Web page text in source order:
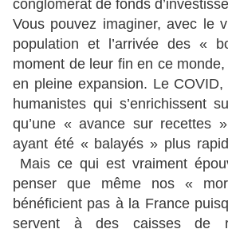
conglomérat de fonds
Vous pouvez imaginer, avec le
population et l’arrivée des «
moment de leur fin en ce
en pleine expansion. Le
humanistes qui s’enrichissent
qu’une « avance sur recettes
ayant été « balayés » plus
Mais ce qui est vraiment
penser que même nos «
bénéficient pas à la France
servent à des caisses de